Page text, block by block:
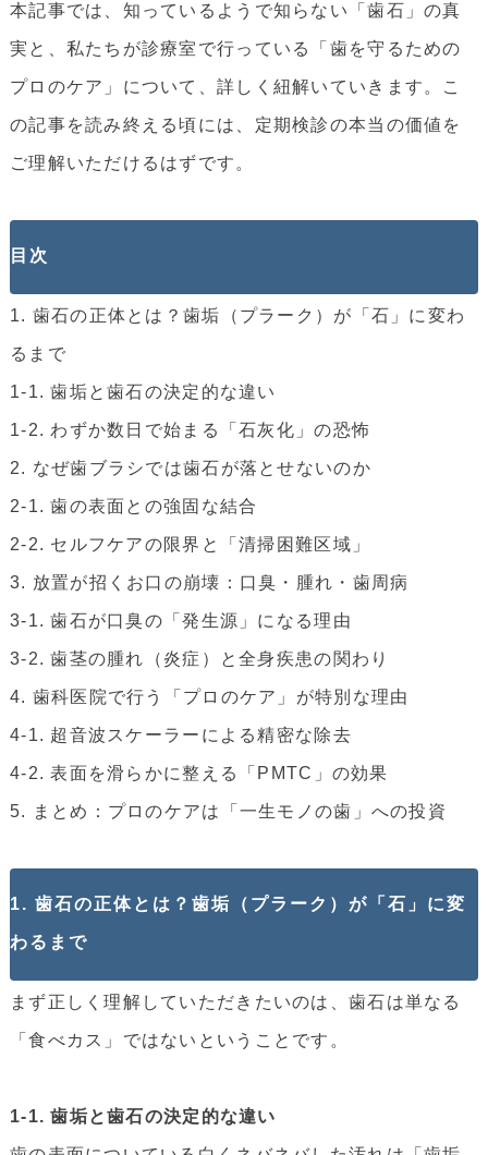
本記事では、知っているようで知らない「歯石」の真
実と、私たちが診療室で行っている「歯を守るための
プロのケア」について、詳しく紐解いていきます。こ
の記事を読み終える頃には、定期検診の本当の価値を
ご理解いただけるはずです。
目次
1. 歯石の正体とは？歯垢（プラーク）が「石」に変わ
るまで
1-1. 歯垢と歯石の決定的な違い
1-2. わずか数日で始まる「石灰化」の恐怖
2. なぜ歯ブラシでは歯石が落とせないのか
2-1. 歯の表面との強固な結合
2-2. セルフケアの限界と「清掃困難区域」
3. 放置が招くお口の崩壊：口臭・腫れ・歯周病
3-1. 歯石が口臭の「発生源」になる理由
3-2. 歯茎の腫れ（炎症）と全身疾患の関わり
4. 歯科医院で行う「プロのケア」が特別な理由
4-1. 超音波スケーラーによる精密な除去
4-2. 表面を滑らかに整える「PMTC」の効果
5. まとめ：プロのケアは「一生モノの歯」への投資
1. 歯石の正体とは？歯垢（プラーク）が「石」に変
わるまで
まず正しく理解していただきたいのは、歯石は単なる
「食べカス」ではないということです。
1-1. 歯垢と歯石の決定的な違い